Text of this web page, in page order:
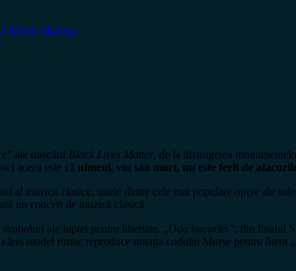
Miron Manega
” ale mișcării Black Lives Matter, de la distrugerea
aceea este că nimeni, viu sau mort, nu este ferit de
al muzicii clasice; unele dintre cele mai populare opere ale
un concert de muzică clasică.
ale luptei pentru libertate. „Oda bucuriei”, din finalul
model ritmic reproduce notația codului Morse pentru